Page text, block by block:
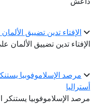
الإفتاء تدين تضييق
الإفتاء تدين تضييق الألمان
مرصد الإسلاموفوبيا
أستراليا
مرصد الإسلاموفوبيا